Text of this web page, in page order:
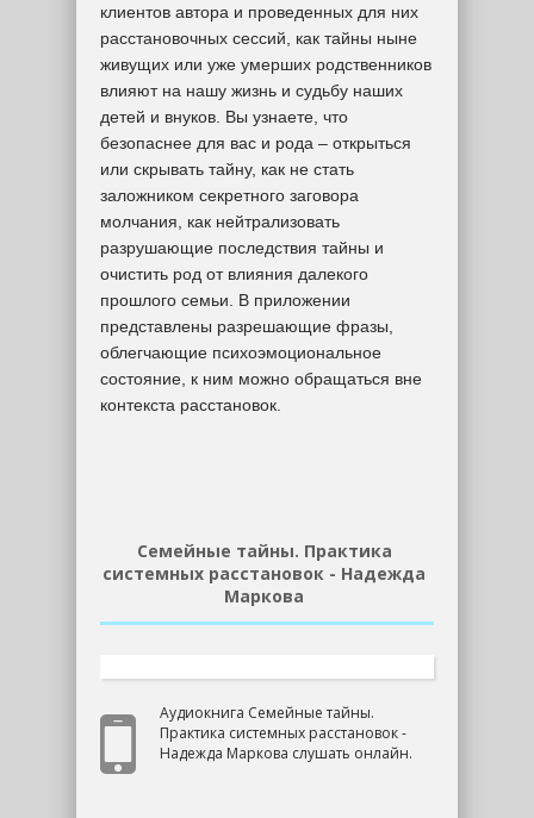
клиентов автора и проведенных для них
расстановочных сессий, как тайны ныне
живущих или уже умерших родственников
влияют на нашу жизнь и судьбу наших
детей и внуков. Вы узнаете, что
безопаснее для вас и рода – открыться
или скрывать тайну, как не стать
заложником секретного заговора
молчания, как нейтрализовать
разрушающие последствия тайны и
очистить род от влияния далекого
прошлого семьи. В приложении
представлены разрешающие фразы,
облегчающие психоэмоциональное
состояние, к ним можно обращаться вне
контекста расстановок.
Семейные тайны. Практика
системных расстановок - Надежда
Маркова
Аудиокнига Семейные тайны.
Практика системных расстановок -
Надежда Маркова слушать онлайн.